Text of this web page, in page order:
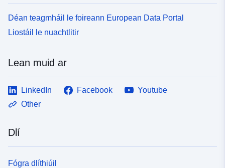
120066022-srv-83ba6835-c302-
4405-9758-273373e915b5
Déan teagmháil le foireann European Data Portal
Liostáil le nuachtlitir
Lean muid ar
LinkedIn Facebook
Youtube
Other
Dlí
Fógra dlíthiúil